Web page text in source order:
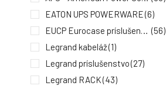
EATON UPS POWERWARE(6)
EUCP Eurocase príslušenstvo (56)
Legrand kabeláž(1)
Legrand príslušenstvo(27)
Legrand RACK(43)